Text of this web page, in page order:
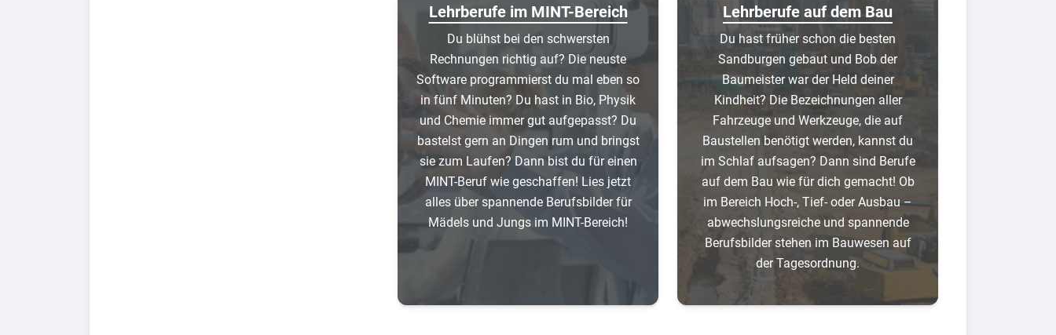
Lehrberufe im MINT-Bereich
Du blühst bei den schwersten
Rechnungen richtig auf? Die neuste
Software programmierst du mal eben so
in fünf Minuten? Du hast in Bio, Physik
und Chemie immer gut aufgepasst? Du
bastelst gern an Dingen rum und bringst
sie zum Laufen? Dann bist du für einen
MINT-Beruf wie geschaffen! Lies jetzt
alles über spannende Berufsbilder für
Mädels und Jungs im MINT-Bereich!
Lehrberufe auf dem Bau
Du hast früher schon die besten
Sandburgen gebaut und Bob der
Baumeister war der Held deiner
Kindheit? Die Bezeichnungen aller
Fahrzeuge und Werkzeuge, die auf
Baustellen benötigt werden, kannst du
im Schlaf aufsagen? Dann sind Berufe
auf dem Bau wie für dich gemacht! Ob
im Bereich Hoch-, Tief- oder Ausbau –
abwechslungsreiche und spannende
Berufsbilder stehen im Bauwesen auf
der Tagesordnung.